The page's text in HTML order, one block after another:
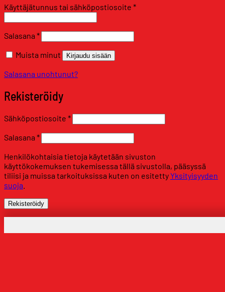
Käyttäjätunnus tai sähköpostiosoite *Vaaditaan
Salasana *Vaaditaan
Muista minut Kirjaudu sisään
Salasana unohtunut?
Rekisteröidy
Sähköpostiosoite *Vaaditaan
Salasana *Vaaditaan
Henkilökohtaisia tietoja käytetään sivuston
käyttökokemuksen tukemisessa tällä sivustolla, pääsyssä
tiliisi ja muissa tarkoituksissa kuten on esitettyYksityisyyden
suoja
Rekisteröidy